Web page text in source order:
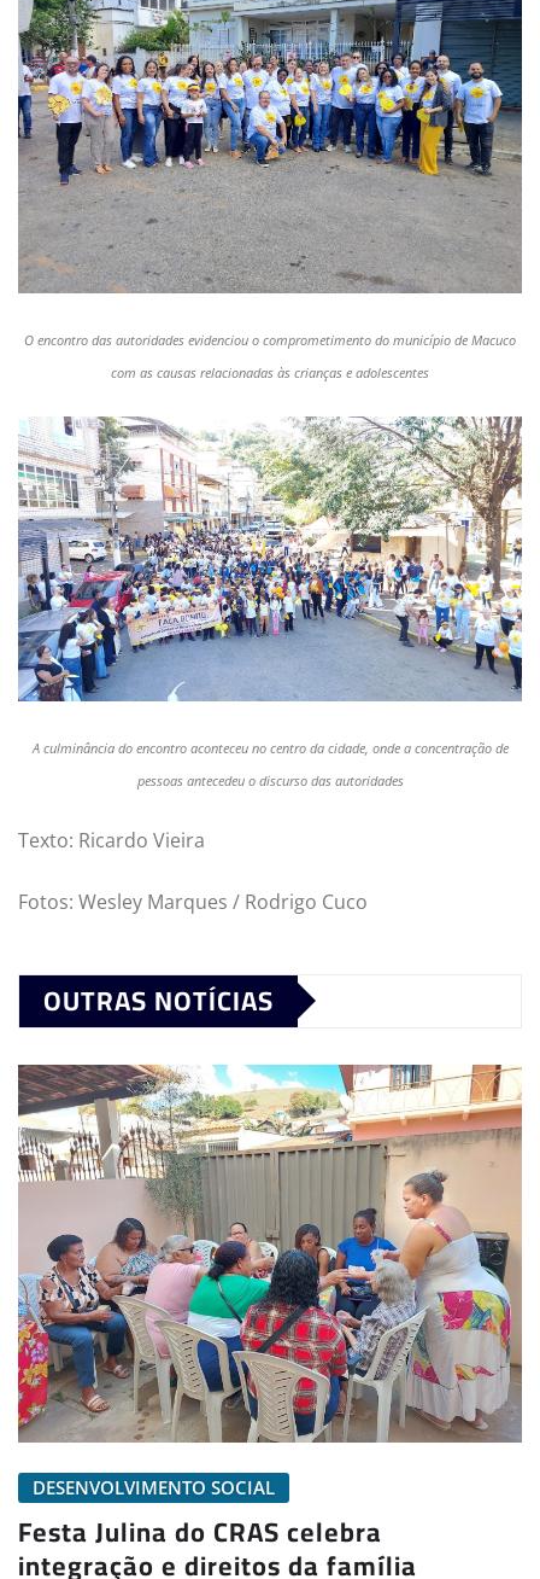
O encontro das autoridades evidenciou o comprometimento do município de Macuco
com as causas relacionadas às crianças e adolescentes
A culminância do encontro aconteceu no centro da cidade, onde a concentração de
pessoas antecedeu o discurso das autoridades
Texto: Ricardo Vieira
Fotos: Wesley Marques / Rodrigo Cuco
OUTRAS NOTÍCIAS
DESENVOLVIMENTO SOCIAL
Festa Julina do CRAS celebra
integração e direitos da família